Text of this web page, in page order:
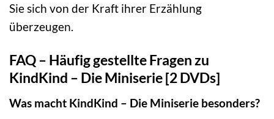
Sie sich von der Kraft ihrer Erzählung
überzeugen.
FAQ – Häufig gestellte Fragen zu
KindKind – Die Miniserie [2 DVDs]
Was macht KindKind – Die Miniserie besonders?